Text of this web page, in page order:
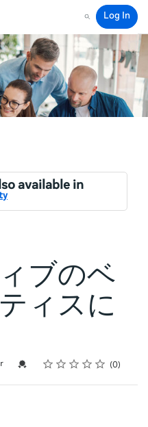
Search
Log In
available in
ブのベ
ィスに
Credential For Completion
Rating
1 star
2 stars
3 stars
4 stars
5 stars 0